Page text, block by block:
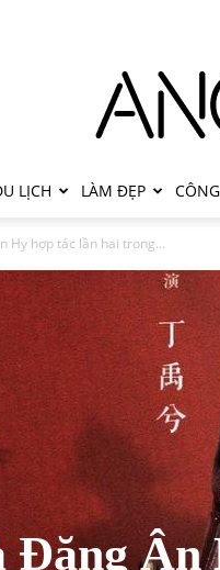
LỊCH LÀM ĐẸP
Hy hợp tác lần hai trong...
Đặng Ân